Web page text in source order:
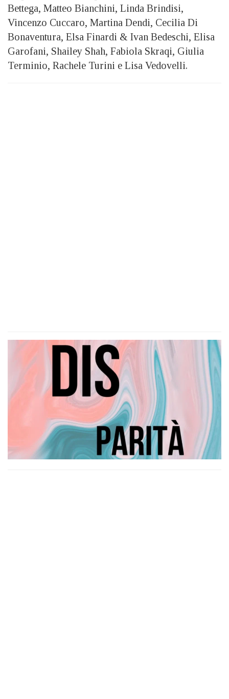
Bettega, Matteo Bianchini, Linda Brindisi,
Vincenzo Cuccaro, Martina Dendi, Cecilia Di
Bonaventura, Elsa Finardi & Ivan Bedeschi, Elisa
Garofani, Shailey Shah, Fabiola Skraqi, Giulia
Terminio, Rachele Turini e Lisa Vedovelli.